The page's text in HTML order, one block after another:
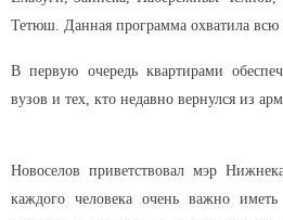
Тетюш. Данная программа охватила всю
В первую очередь квартирами
вузов и тех, кто недавно вернулся из
Новоселов приветствовал мэр
каждого человека очень важно